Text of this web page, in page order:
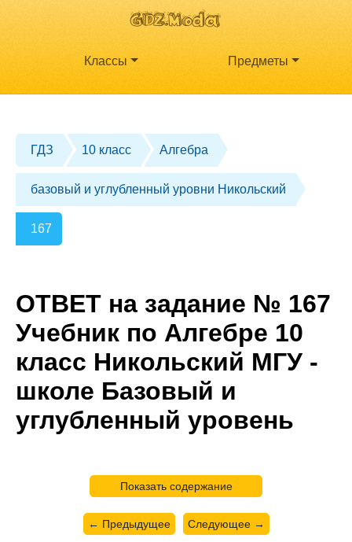
Классы Предметы
ГДЗ 10 класс Алгебра
базовый и углубленный уровни Никольский
167
ОТВЕТ на задание № 167
Учебник по Алгебре 10
класс Никольский МГУ -
школе Базовый и
углубленный уровень
Показать содержание
← Предыдущее Следующее →